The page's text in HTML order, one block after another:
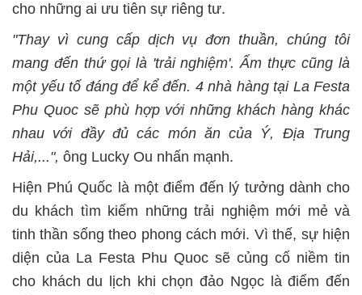
cho những ai ưu tiên sự riêng tư.
"Thay vì cung cấp dịch vụ đơn thuần, chúng tôi
mang đến thứ gọi là 'trải nghiệm'. Ẩm thực cũng là
một yếu tố đáng để kể đến. 4 nhà hàng tại La Festa
Phu Quoc sẽ phù hợp với những khách hàng khác
nhau với đầy đủ các món ăn của Ý, Địa Trung
Hải,...", ông Lucky Ou nhấn mạnh.
Hiện Phú Quốc là một điểm đến lý tưởng dành cho
du khách tìm kiếm những trải nghiệm mới mẻ và
tinh thần sống theo phong cách mới. Vì thế, sự hiện
diện của La Festa Phu Quoc sẽ củng cố niềm tin
cho khách du lịch khi chọn đảo Ngọc là điểm đến